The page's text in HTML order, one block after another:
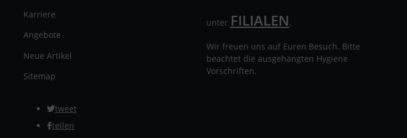
Karriere
Angebote
Neue Artikel
Sitemap
unter FILIALEN.
Wir freuen uns auf Euren Besuch. Bitte
beachtet die ausgehängten Hygiene
Vorschriften.
tweet
teilen